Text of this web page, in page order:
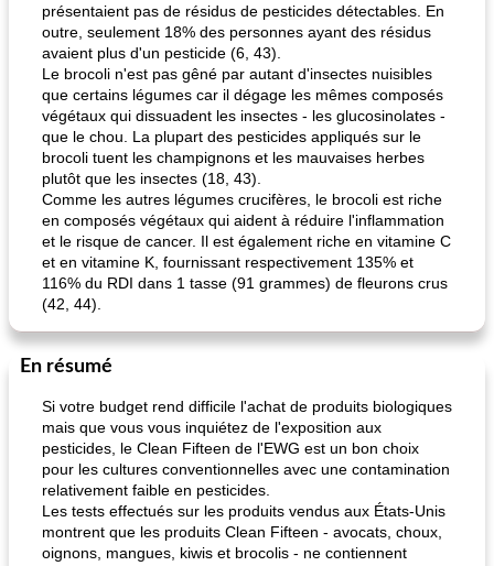
présentaient pas de résidus de pesticides détectables. En
outre, seulement 18% des personnes ayant des résidus
avaient plus d'un pesticide (6, 43).
Le brocoli n'est pas gêné par autant d'insectes nuisibles
que certains légumes car il dégage les mêmes composés
végétaux qui dissuadent les insectes - les glucosinolates -
que le chou. La plupart des pesticides appliqués sur le
brocoli tuent les champignons et les mauvaises herbes
plutôt que les insectes (18, 43).
Comme les autres légumes crucifères, le brocoli est riche
en composés végétaux qui aident à réduire l'inflammation
et le risque de cancer. Il est également riche en vitamine C
et en vitamine K, fournissant respectivement 135% et
116% du RDI dans 1 tasse (91 grammes) de fleurons crus
(42, 44).
En résumé
Si votre budget rend difficile l'achat de produits biologiques
mais que vous vous inquiétez de l'exposition aux
pesticides, le Clean Fifteen de l'EWG est un bon choix
pour les cultures conventionnelles avec une contamination
relativement faible en pesticides.
Les tests effectués sur les produits vendus aux États-Unis
montrent que les produits Clean Fifteen - avocats, choux,
oignons, mangues, kiwis et brocolis - ne contiennent